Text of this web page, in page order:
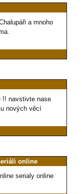
a mnoho
!! navstivte nase
nových věcí
online
serialy online